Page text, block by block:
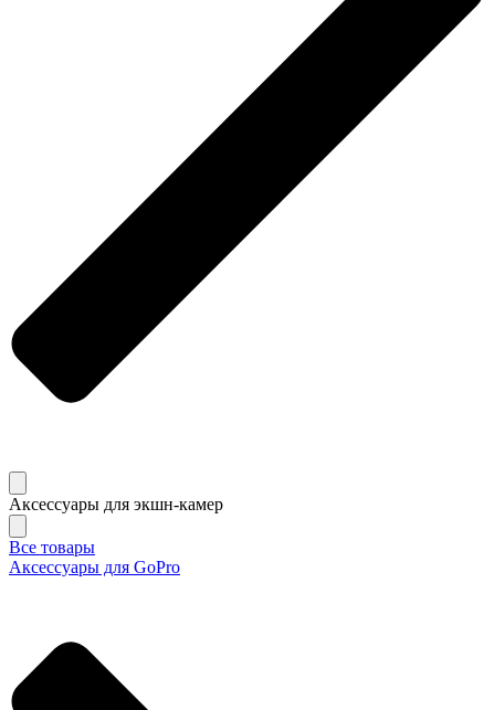
Аксессуары для экшн-камер
Все товары
Аксессуары для GoPro